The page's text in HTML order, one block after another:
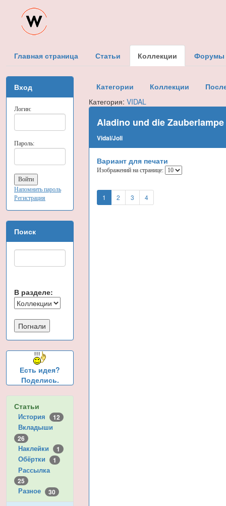
Главная страница Статьи Коллекции Форумы
Вход
Логин:
Пароль:
Напомнить пароль
Регистрация
Поиск
В разделе:
Есть идея?
Поделись.
Статьи
История 12
Вкладыши
26
Наклейки 1
Обёртки 1
Рассылка
25
Разное 30
Категории Коллекции
Категория:VIDAL
Aladino und die Zauberlampe
Vidal/Joli
Вариант для печати
Изображений на странице:
1 2 3 4